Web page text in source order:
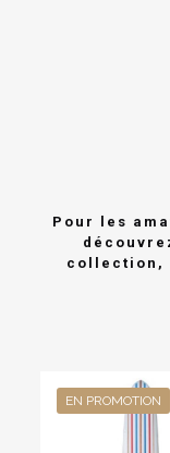
Pour les
collection,
EN PROMOTION